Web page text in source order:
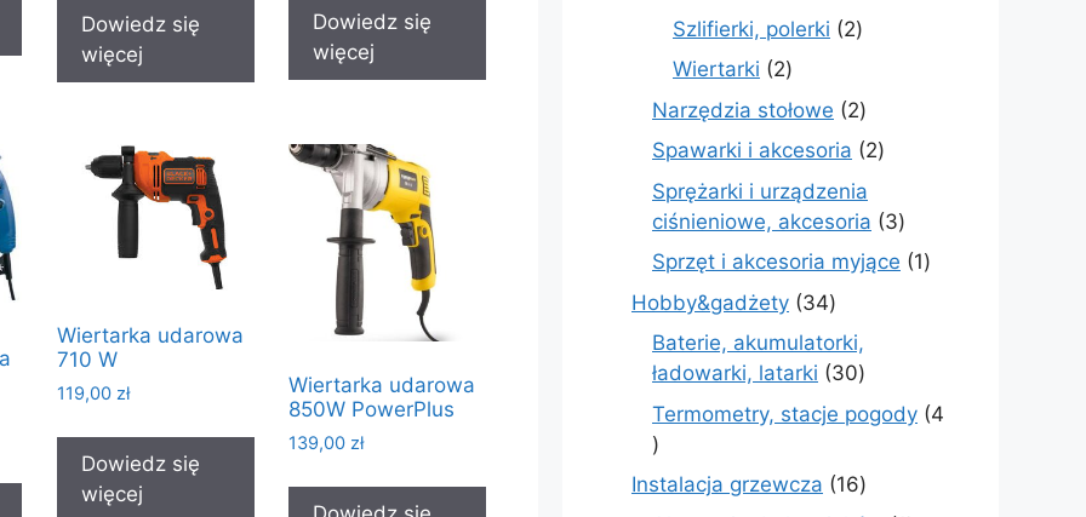
Dowiedz się
więcej
Dowiedz się
więcej
Wiertarka udarowa
710 W
119,00 zł
Dowiedz się
więcej
Wiertarka udarowa
850W PowerPlus
139,00 zł
produkty
Szlifierki, polerki 22
Wiertarki 22
produkty
Narzędzia stołowe 22
produkty
Spawarki i akcesoria 22
Sprężarki i urządzenia
ciśnieniowe, akcesoria
33
produkty
Sprzęt i akcesoria myjące 11
Hobby&gadżety 3434
produkty
Baterie, akumulatorki,
ładowarki, latarki
3030
produktów
Termometry, stacje pogody 4
4
produkty
Instalacja grzewcza 1616